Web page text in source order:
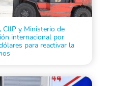
y Ministerio de
internacional por
para reactivar la